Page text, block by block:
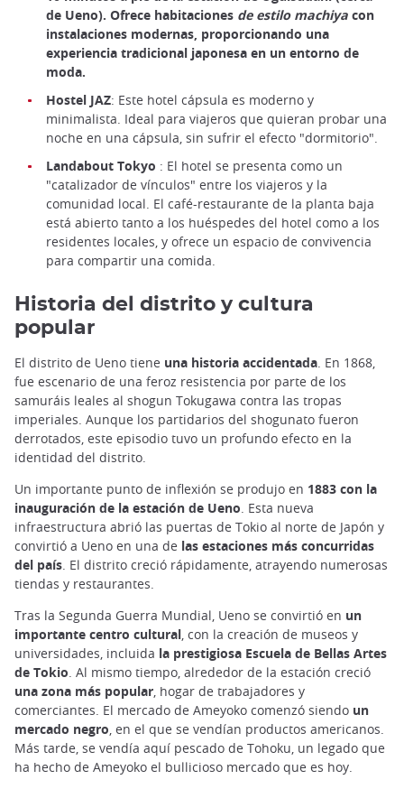
de Ueno). Ofrece habitaciones de estilo machiya con
instalaciones modernas, proporcionando una
experiencia tradicional japonesa en un entorno de
moda.
Hostel JAZ: Este hotel cápsula es moderno y
minimalista. Ideal para viajeros que quieran probar una
noche en una cápsula, sin sufrir el efecto "dormitorio".
Landabout Tokyo : El hotel se presenta como un
"catalizador de vínculos" entre los viajeros y la
comunidad local. El café-restaurante de la planta baja
está abierto tanto a los huéspedes del hotel como a los
residentes locales, y ofrece un espacio de convivencia
para compartir una comida.
Historia del distrito y cultura
popular
El distrito de Ueno tiene una historia accidentada. En 1868,
fue escenario de una feroz resistencia por parte de los
samuráis leales al shogun Tokugawa contra las tropas
imperiales. Aunque los partidarios del shogunato fueron
derrotados, este episodio tuvo un profundo efecto en la
identidad del distrito.
Un importante punto de inflexión se produjo en 1883 con la
inauguración de la estación de Ueno. Esta nueva
infraestructura abrió las puertas de Tokio al norte de Japón y
convirtió a Ueno en una de las estaciones más concurridas
del país. El distrito creció rápidamente, atrayendo numerosas
tiendas y restaurantes.
Tras la Segunda Guerra Mundial, Ueno se convirtió en un
importante centro cultural, con la creación de museos y
universidades, incluida la prestigiosa Escuela de Bellas Artes
de Tokio. Al mismo tiempo, alrededor de la estación creció
una zona más popular, hogar de trabajadores y
comerciantes. El mercado de Ameyoko comenzó siendo un
mercado negro, en el que se vendían productos americanos.
Más tarde, se vendía aquí pescado de Tohoku, un legado que
ha hecho de Ameyoko el bullicioso mercado que es hoy.